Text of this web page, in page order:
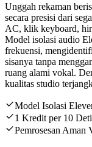
Unggah rekaman
secara presisi dari
AC, klik keyboard,
Model isolasi audio
frekuensi,
sisanya tanpa
ruang alami vokal.
kualitas studio
Model Isolasi
1 Kredit per 10
Pemrosesan Aman